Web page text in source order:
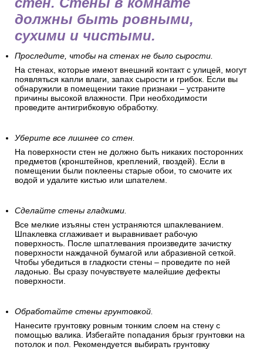
Перед оклеиванием обоев
позаботьтесь о подготовке
помещения и поверхности
стен. Стены в комнате
должны быть ровными,
сухими и чистыми.
На стенах, которые имеют внешний контакт с улицей, могут
появляться капли влаги, запах сырости и грибок. Если вы
обнаружили в помещении такие признаки – устраните
причины высокой влажности. При необходимости
проведите антигрибковую обработку.
На поверхности стен не должно быть никаких посторонних
предметов (кронштейнов, креплений, гвоздей). Если в
помещении были поклеены старые обои, то смочите их
водой и удалите кистью или шпателем.
Сделайте стены гладкими.
Все мелкие изъяны стен устраняются шпаклеванием.
поверхность. После шпатлевания произведите зачистку
поверхности наждачной бумагой или абразивной сеткой.
Чтобы убедиться в гладкости стены – проведите по ней
ладонью. Вы сразу почувствуете малейшие дефекты
поверхности.